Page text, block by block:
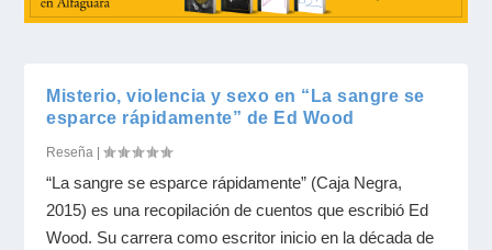
Misterio, violencia y sexo en “La sangre se
esparce rápidamente” de Ed Wood
Reseña |
“La sangre se esparce rápidamente” (Caja Negra,
2015) es una recopilación de cuentos que escribió Ed
Wood. Su carrera como escritor inicio en la década de